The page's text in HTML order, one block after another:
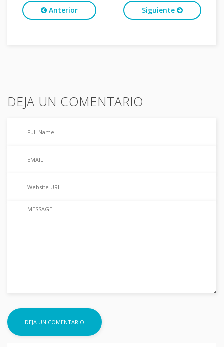
Anterior Siguiente
DEJA UN COMENTARIO